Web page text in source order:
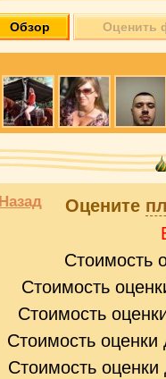
Обзор Оценить
Назад Оцените
Стоимость
Стоимость
Стоимость
Стоимость
Стоимость